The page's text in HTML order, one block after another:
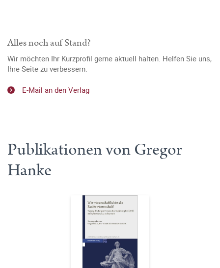
Alles noch auf Stand?
Wir möchten Ihr Kurzprofil gerne aktuell halten. Helfen Sie uns,
Ihre Seite zu verbessern.
E-Mail an den Verlag
Publikationen von Gregor
Hanke